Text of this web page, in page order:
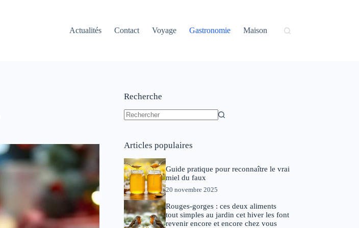
Actualités
Contact Voyage Gastronomie Maison
Recherche
Articles populaires
Guide pratique pour reconnaître le vrai
miel du faux
20 novembre 2025
Rouges-gorges : ces deux aliments
tout simples au jardin cet hiver les font
revenir encore et encore chez vous